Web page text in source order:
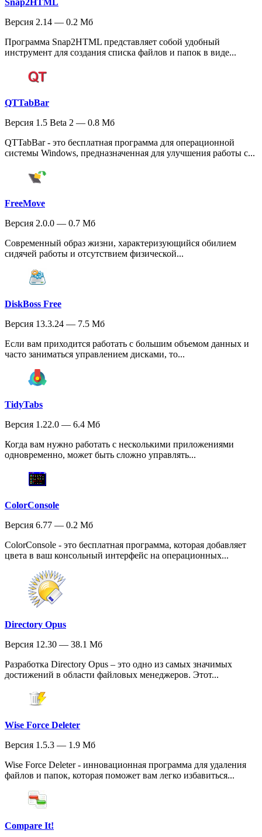
Версия 2.14 — 0.2 Мб
Программа Snap2HTML представляет собой удобный
инструмент для создания списка файлов и папок в виде...
QTTabBar
Версия 1.5 Beta 2 — 0.8 Мб
QTTabBar - это бесплатная программа для операционной
системы Windows, предназначенная для улучшения работы с...
FreeMove
Версия 2.0.0 — 0.7 Мб
Современный образ жизни, характеризующийся обилием
сидячей работы и отсутствием физической...
DiskBoss Free
Версия 13.3.24 — 7.5 Мб
Если вам приходится работать с большим объемом данных и
часто заниматься управлением дисками, то...
TidyTabs
Версия 1.22.0 — 6.4 Мб
Когда вам нужно работать с несколькими приложениями
одновременно, может быть сложно управлять...
ColorConsole
Версия 6.77 — 0.2 Мб
ColorConsole - это бесплатная программа, которая добавляет
цвета в ваш консольный интерфейс на операционных...
Directory Opus
Версия 12.30 — 38.1 Мб
Разработка Directory Opus – это одно из самых значимых
достижений в области файловых менеджеров. Этот...
Wise Force Deleter
Версия 1.5.3 — 1.9 Мб
Wise Force Deleter - инновационная программа для удаления
файлов и папок, которая поможет вам легко избавиться...
Compare It!